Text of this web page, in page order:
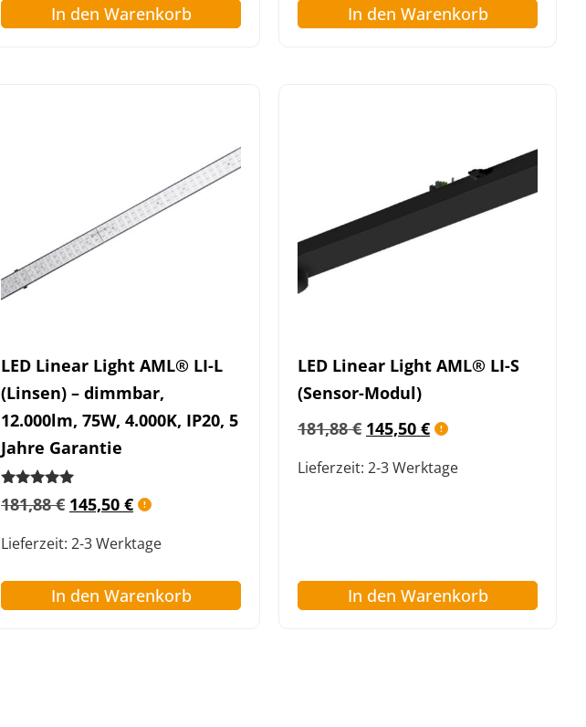
In den Warenkorb In den Warenkorb
LED Linear Light AML® LI-L
(Linsen) – dimmbar,
12.000lm, 75W, 4.000K, IP20, 5
Jahre Garantie
Bewertet mit
5.00
181,88€ 145,50 €
Lieferzeit: 2-3 Werktage
In den Warenkorb
LED Linear Light AML® LI-S
(Sensor-Modul)
181,88€ 145,50 €
Lieferzeit: 2-3 Werktage
In den Warenkorb